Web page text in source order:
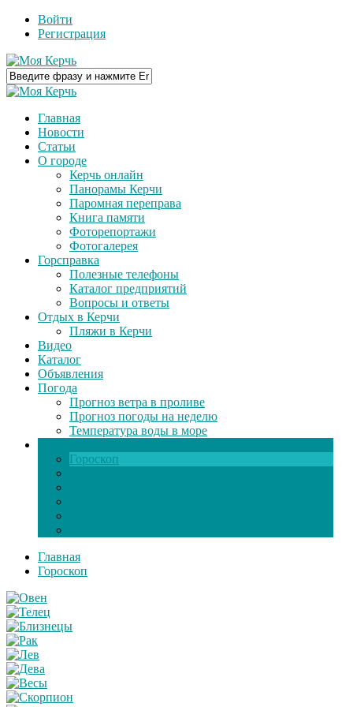
Войти
Регистрация
Главная
Новости
Статьи
О городе
Керчь онлайн
Панорамы Керчи
Паромная переправа
Книга памяти
Фоторепортажи
Фотогалерея
Горсправка
Полезные телефоны
Каталог предприятий
Вопросы и ответы
Отдых в Керчи
Пляжи в Керчи
Видео
Каталог
Объявления
Погода
Прогноз ветра в проливе
Прогноз погоды на неделю
Температура воды в море
Гороскоп
Главная
Гороскоп